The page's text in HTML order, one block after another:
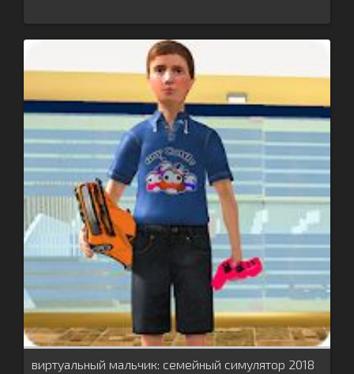
виртуальный мальчик: семейный симулятор 2018